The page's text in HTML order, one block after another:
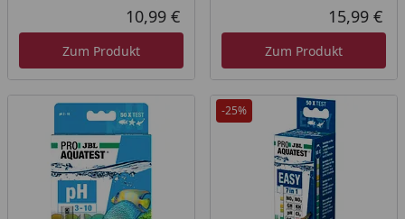
Rabatt in Prozent
Ursprünglicher Preis
Aktueller Preis
10,99 €
Zum Produkt
15,99 €
Zum Produkt
-25%